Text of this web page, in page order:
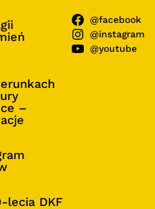
–
lecia DKF
@facebook
@instagram
@youtube